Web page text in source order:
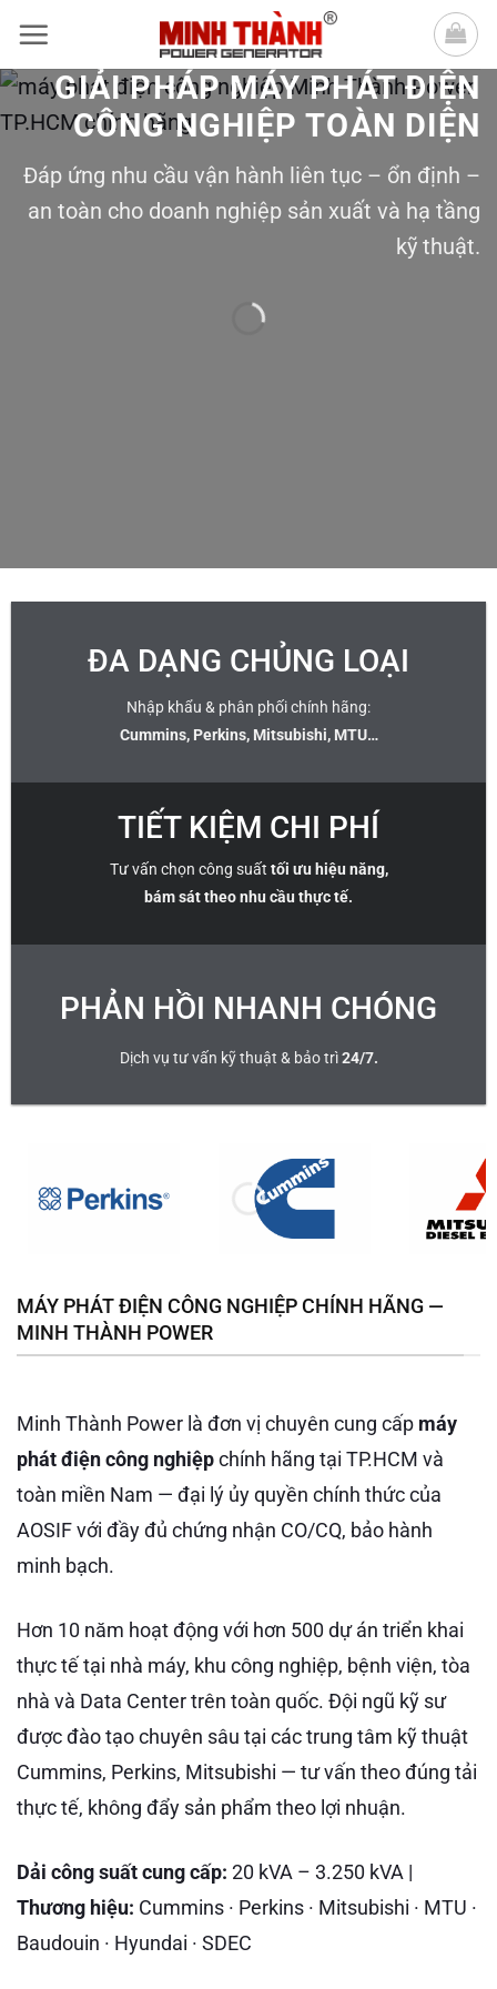
qua
nội
dung
GIẢI PHÁP MÁY PHÁT ĐIỆN
CÔNG NGHIỆP TOÀN DIỆN
Đáp ứng nhu cầu vận hành liên tục – ổn định –
an toàn cho doanh nghiệp sản xuất và hạ tầng
kỹ thuật.
ĐA DẠNG CHỦNG LOẠI
Nhập khẩu & phân phối chính hãng:
Cummins, Perkins, Mitsubishi, MTU…
TIẾT KIỆM CHI PHÍ
Tư vấn chọn công suất tối ưu hiệu năng,
bám sát theo nhu cầu thực tế.
PHẢN HỒI NHANH CHÓNG
Dịch vụ tư vấn kỹ thuật & bảo trì24/7.
MÁY PHÁT ĐIỆN CÔNG NGHIỆP CHÍNH HÃNG —
MINH THÀNH POWER
Minh Thành Power là đơn vị chuyên cung cấp máy
phát điện công nghiệpchính hãng tại TP.HCM và
toàn miền Nam — đại lý ủy quyền chính thức của
AOSIF với đầy đủ chứng nhận CO/CQ, bảo hành
minh bạch.
Hơn 10 năm hoạt động với hơn 500 dự án triển khai
thực tế tại nhà máy, khu công nghiệp, bệnh viện, tòa
nhà và Data Center trên toàn quốc. Đội ngũ kỹ sư
được đào tạo chuyên sâu tại các trung tâm kỹ thuật
Cummins, Perkins, Mitsubishi — tư vấn theo đúng tải
thực tế, không đẩy sản phẩm theo lợi nhuận.
Dải công suất cung cấp: 20 kVA – 3.250 kVA |
Thương hiệu: Cummins · Perkins · Mitsubishi · MTU ·
Baudouin · Hyundai · SDEC